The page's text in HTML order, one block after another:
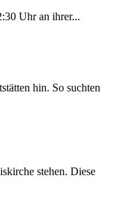
Uhr an ihrer...
hin. So suchten
stehen. Diese